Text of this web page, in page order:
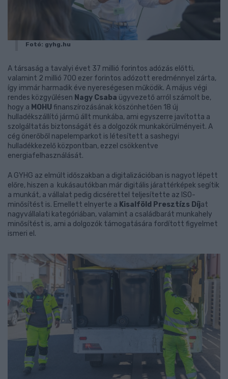
Fotó: gyhg.hu
A társaság a tavalyi évet 37 millió forintos adózás előtti,
valamint 2 millió 700 ezer forintos adózott eredménnyel zárta,
így immár harmadik éve nyereségesen működik. A május végi
rendes közgyűlésen Nagy Csaba ügyvezető arról számolt be,
hogy a MOHUfinanszírozásának köszönhetően 18 új
hulladékszállító jármű állt munkába, ami egyszerre javította a
szolgáltatás biztonságát és a dolgozók munkakörülményeit. A
cég önerőből napelemparkot is létesített a sashegyi
hulladékkezelő központban, ezzel csökkentve
energiafelhasználását.
A GYHG az elmúlt időszakban a digitalizációban is nagyot lépett
előre, hiszen a kukásautókban már digitális járattérképek segítik
a munkát, a vállalat pedig dicsérettel teljesítette az ISO-
minősítést is. Emellett elnyerte a Kisalföld Presztízs Díjat
nagyvállalati kategóriában, valamint a családbarát munkahely
minősítést is, ami a dolgozók támogatására fordított figyelmet
ismeri el.